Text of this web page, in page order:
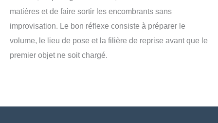
matières et de faire sortir les encombrants sans
improvisation. Le bon réflexe consiste à préparer le
volume, le lieu de pose et la filière de reprise avant que le
premier objet ne soit chargé.